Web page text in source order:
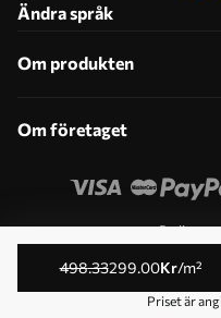
498.33299.00Kr/m²
Priset är
Ändra språk
Om produkten
Om företaget
Redigera
© 2011-2026 Uwalls .
KLW Sp. z o.o.